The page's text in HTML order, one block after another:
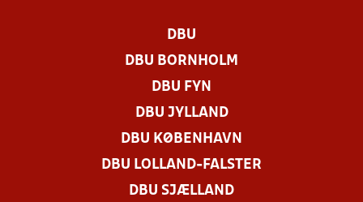
DBU
DBU BORNHOLM
DBU FYN
DBU JYLLAND
DBU KØBENHAVN
DBU LOLLAND-FALSTER
DBU SJÆLLAND